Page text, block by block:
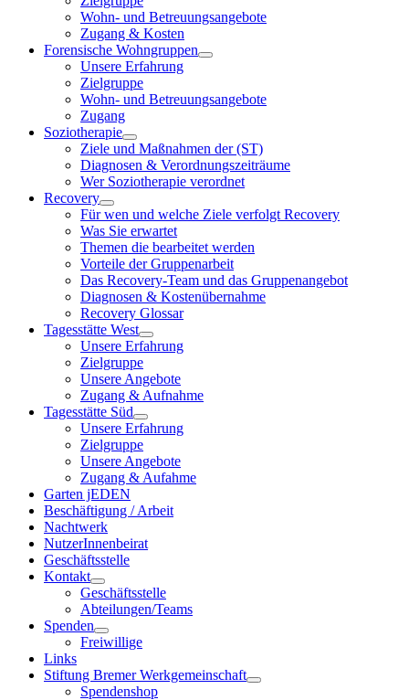
Wohn- und Betreuungsangebote
Zugang & Kosten
Forensische Wohngruppen
Unsere Erfahrung
Zielgruppe
Wohn- und Betreuungsangebote
Zugang
Soziotherapie
Ziele und Maßnahmen der (ST)
Diagnosen & Verordnungszeiträume
Wer Soziotherapie verordnet
Recovery
Für wen und welche Ziele verfolgt Recovery
Was Sie erwartet
Themen die bearbeitet werden
Vorteile der Gruppenarbeit
Das Recovery-Team und das Gruppenangebot
Diagnosen & Kostenübernahme
Recovery Glossar
Tagesstätte West
Unsere Erfahrung
Zielgruppe
Unsere Angebote
Zugang & Aufnahme
Tagesstätte Süd
Unsere Erfahrung
Zielgruppe
Unsere Angebote
Zugang & Aufahme
Garten jEDEN
Beschäftigung / Arbeit
Nachtwerk
NutzerInnenbeirat
Geschäftsstelle
Kontakt
Geschäftsstelle
Abteilungen/Teams
Spenden
Freiwillige
Links
Stiftung Bremer Werkgemeinschaft
Spendenshop